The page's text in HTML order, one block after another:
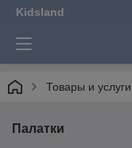
Kidsland
Товары и услуги
Палатки